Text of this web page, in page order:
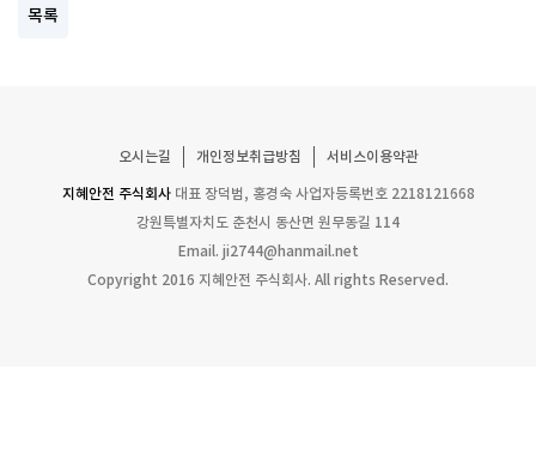
목록
오시는길 개인정보취급방침 서비스이용약관
지혜안전 주식회사 대표 장덕범, 홍경숙 사업자등록번호 2218121668
강원특별자치도 춘천시 동산면 원무동길 114
Email. ji2744@hanmail.net
Copyright 2016 지혜안전 주식회사. All rights Reserved.